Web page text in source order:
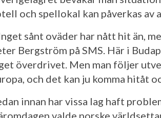
och spellokal kan påverkas av
sånt oväder har nått hit än,
Bergström på SMS. Här i
överdrivet. Men man följer
och det kan ju komma hitåt
innan har vissa lag haft
valde norske